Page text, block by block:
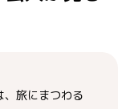
旅にまつわる